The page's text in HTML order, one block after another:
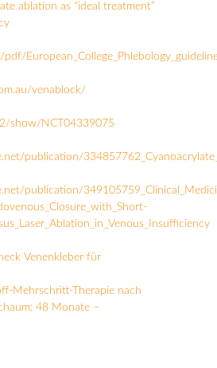
ablation as “ideal treatment”
venablock/
show/NCT04339075
publication/
publication/
Venenkleber für
Mehrschritt-Therapie nach
48 Monate –